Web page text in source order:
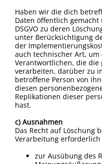
Haben wir die dich
Daten öffentlich gemacht
DSGVO zu deren
unter Berücksichtigung
der
auch technischer Art,
Verantwortlichen, die die
verarbeiten, darüber zu
betroffene Person von
diesen
Replikationen dieser
hast.
c) Ausnahmen
Das Recht auf Löschung
Verarbeitung erforderlich
zur Ausübung des